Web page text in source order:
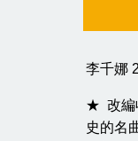
李千娜
★ 改編
史的名